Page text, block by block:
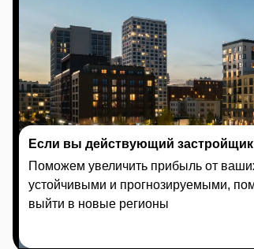
Если вы действующий застройщик
Поможем увеличить прибыль от
устойчивыми и прогнозируемыми,
выйти в новые регионы